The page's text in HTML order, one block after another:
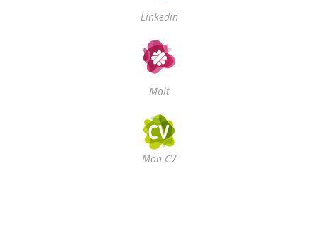
Linkedin
Malt
Mon CV